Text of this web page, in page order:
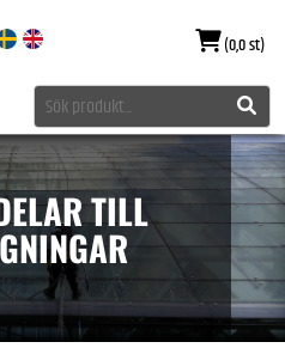
(0,0 st)
TILL